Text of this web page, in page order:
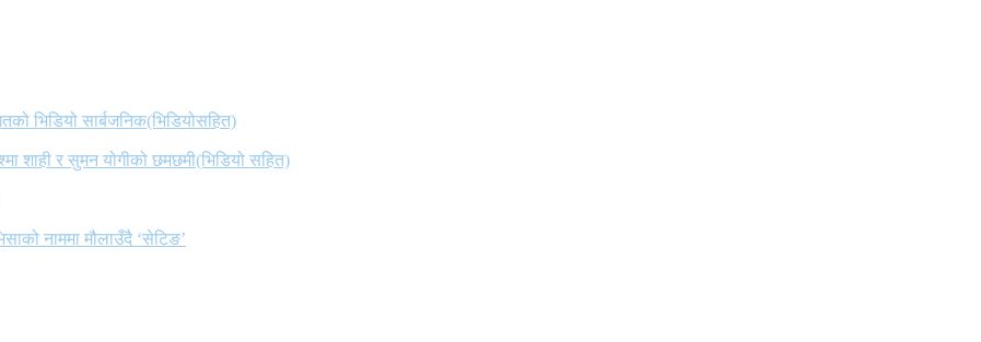
भिडियो सार्बजनिक(भिडियोसहित)
शाही र सुमन योगीको छमछमी(भिडियो सहित)
नाममा मौलाउँदै ‘सेटिङ’